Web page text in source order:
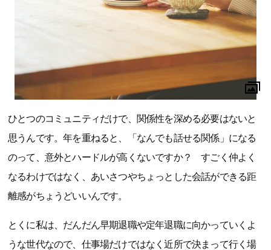
ひとつのコミュニティだけで、関係性を深める必要はないと
思うんです。年を重ねると、「なんでも話せる関係」になる
のって、意外とハードルが高くないですか？ すごく仲よく
なるわけではなく、あいさつやちょっとした会話ができる距
離感がちょうどいいんです。
とくに私は、だんだん早期退職や定年退職に向かっていくよ
うな世代なので、仕事場だけではなく近所で決まって行く場